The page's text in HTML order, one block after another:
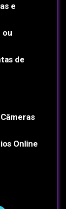
e
ou
de
Online